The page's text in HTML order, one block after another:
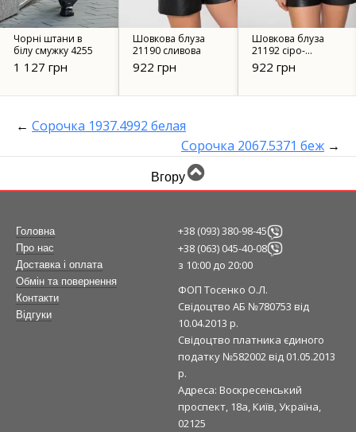
Чорні штани в
білу смужку 4255
1 127 грн
Шовкова блуза
21190 сливова
922 грн
Шовкова блуза
21192 сіро-
блакитна
922 грн
← Сорочка 1937.4992 белая
Сорочка 2067.5371 беж →
Вгору
Головна
Про нас
Доставка і оплата
Обмін та повернення
Контакти
Відгуки
+38 (093) 380-98-45
+38 (063) 045-40-08
з 10:00 до 20:00
ФОП Тосенко О.Л.
Свідоцтво АБ №780753 від
10.04.2013 р.
Свідоцтво платника єдиного
податку №582002 від 01.05.2013
р.
Адреса: Воскресенський
проспект, 18а, Київ, Україна,
02125